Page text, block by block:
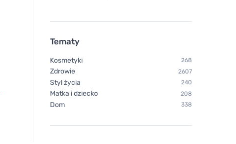
Tematy
Kosmetyki 268
Zdrowie 2607
Styl życia 240
Matka i dziecko 208
Dom 338